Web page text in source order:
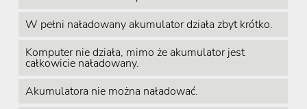
W pełni naładowany akumulator działa zbyt krótko.
Komputer nie działa, mimo że akumulator jest
całkowicie naładowany.
Akumulatora nie można naładować.